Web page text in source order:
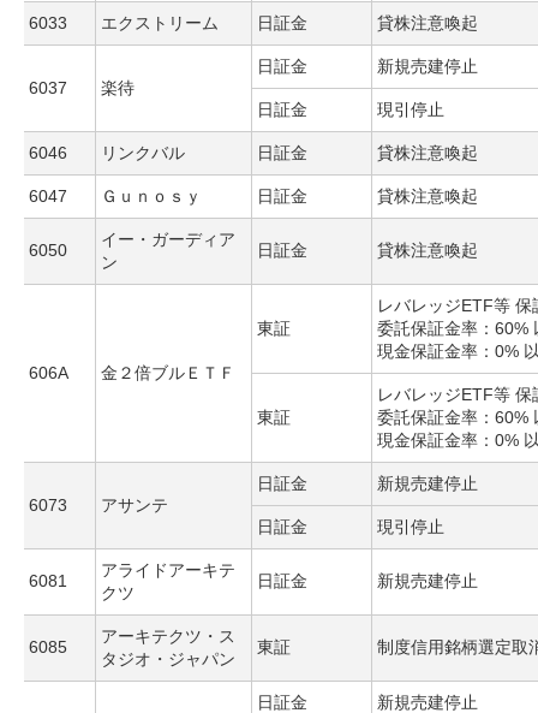
6033 エクストリーム 日証金 貸株注意喚起
6037 楽待
日証金 新規売建停止
日証金 現引停止
6046 リンクバル 日証金 貸株注意喚起
6047 Ｇｕｎｏｓｙ 日証金 貸株注意喚起
6050
イー・ガーディア
ン
日証金 貸株注意喚起
606A 金２倍ブルＥＴＦ
東証
レバレッジETF等 保
委託保証金率：60%
現金保証金率：0%
東証
レバレッジETF等 保
委託保証金率：60%
現金保証金率：0%
6073 アサンテ
日証金 新規売建停止
日証金 現引停止
6081
アライドアーキテ
クツ
日証金 新規売建停止
6085
アーキテクツ・ス
タジオ・ジャパン
東証 制度信用銘柄選定取
日証金 新規売建停止